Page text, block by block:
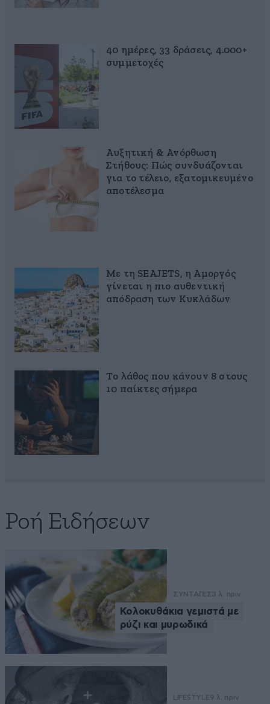
40 ημέρες, 33 δράσεις, 4.000+
συμμετοχές
Αυξητική & Ανόρθωση
Στήθους: Πώς συνδυάζονται
για το τέλειο, εξατομικευμένο
αποτέλεσμα
Με τη SEAJETS, η Αμοργός
γίνεται η πιο αυθεντική
απόδραση των Κυκλάδων
Το λάθος που κάνουν 8 στους
10 παίκτες σήμερα
Ροή Ειδήσεων
ΣΥΝΤΑΓΕΣ3 λ. πριν
Κολοκυθάκια γεμιστά με
ρύζι και μυρωδικά
LIFESTYLE9 λ. πριν